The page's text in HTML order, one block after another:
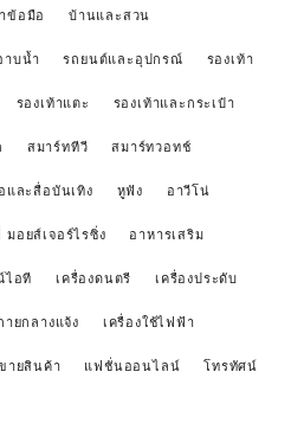
ข้อมือ บ้านและสวน
บน้ำ รถยนต์และอุปกรณ์ รองเท้า
รองเท้าแตะ รองเท้าและกระเป๋า
สมาร์ททีวี สมาร์ทวอทช์
และสื่อบันเทิง หูฟัง อาวีโน่
อยส์เจอร์ไรซิ่ง อาหารเสริม
ไอที เครื่องดนตรี เครื่องประดับ
ยกลางแจ้ง เครื่องใช้ไฟฟ้า
ายสินค้า แฟชั่นออนไลน์ โทรทัศน์